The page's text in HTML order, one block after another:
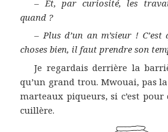
– Et, par curiosité, les
quand ?
–Plus d’un an m’sieur !
choses bien, il faut prendre son
Je regardais derrière la
qu’un grand trou. Mwouai, pas
marteaux piqueurs, si c’est pour
cuillère.